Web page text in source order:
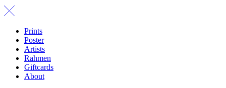
Prints
Poster
Artists
Rahmen
Giftcards
About